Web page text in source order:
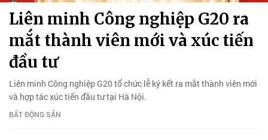
Liên minh Công nghiệp G20 ra
mắt thành viên mới và xúc tiến
đầu tư
Liên minh Công nghiệp G20 tổ chức lễ ký kết ra mắt thành viên mới
và hợp tác xúc tiến đầu tư tại Hà Nội.
BẤT ĐỘNG SẢN